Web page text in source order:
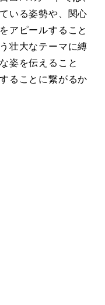
いる姿勢や、関心
アピールすること
壮大なテーマに縛
姿を伝えること
ることに繋がるか